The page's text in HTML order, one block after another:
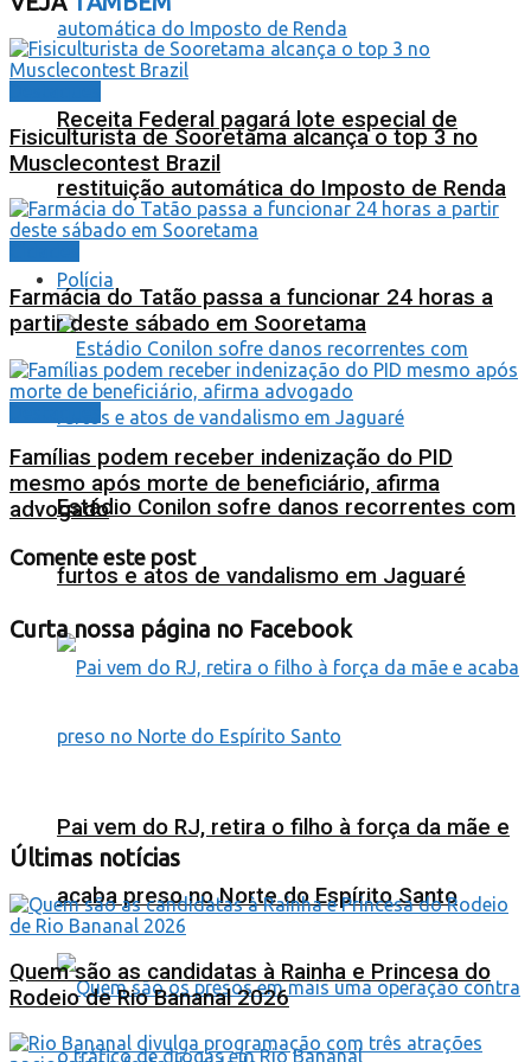
Receita Federal pagará lote especial de
restituição automática do Imposto de Renda
Polícia
Estádio Conilon sofre danos recorrentes com
furtos e atos de vandalismo em Jaguaré
Pai vem do RJ, retira o filho à força da mãe e
acaba preso no Norte do Espírito Santo
Fisiculturista de Sooretama alcança o top 3 no
Musclecontest Brazil
Farmácia do Tatão passa a funcionar 24 horas a
partir deste sábado em Sooretama
Famílias podem receber indenização do PID
mesmo após morte de beneficiário, afirma
advogado
Comente este post
Curta nossa página no Facebook
Últimas notícias
Quem são as candidatas à Rainha e Princesa do
Rodeio de Rio Bananal 2026